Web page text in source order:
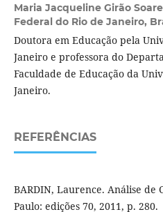
Maria Jacqueline Girão
Federal do Rio de Janeiro,
Doutora em Educação pela
Janeiro e professora do
Faculdade de Educação da
Janeiro.
REFERÊNCIAS
BARDIN, Laurence. Análise de
Paulo: edições 70, 2011, p. 280.